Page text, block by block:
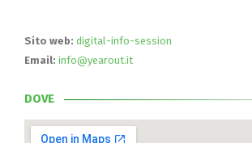
Sito web: digital-info-session
Email: info@yearout.it
DOVE